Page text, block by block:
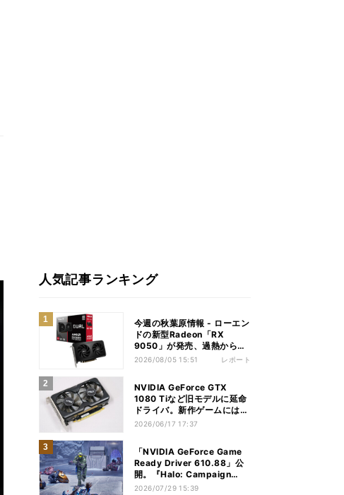
人気記事ランキング
今週の秋葉原情報 - ローエン
ドの新型Radeon「RX
9050」が発売、過熱から守
れる電源ケーブルも
2026/08/05 15:51 レポート
NVIDIA GeForce GTX
1080 Tiなど旧モデルに延命
ドライバ。新作ゲームには非
対応
2026/06/17 17:37
「NVIDIA GeForce Game
Ready Driver 610.88」公
開。『Halo: Campaign
Evolved』など対応
2026/07/29 15:39